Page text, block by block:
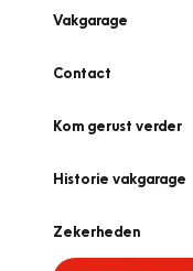
Vakgarage
Contact
Kom gerust verder
Historie vakgarage
Zekerheden